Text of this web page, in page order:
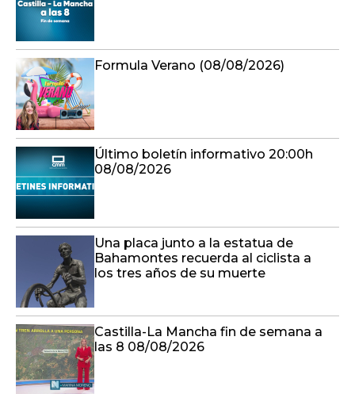
Formula Verano (08/08/2026)
Último boletín informativo 20:00h
08/08/2026
Una placa junto a la estatua de
Bahamontes recuerda al ciclista a
los tres años de su muerte
Castilla-La Mancha fin de semana a
las 8 08/08/2026